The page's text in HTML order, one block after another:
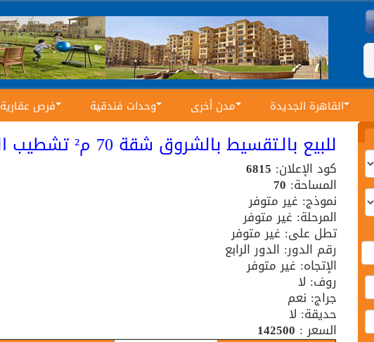
القاهرة الجديدة مدن أخرى وحدات فندقية فرص عقارية
للبيع بالـتقسيط بالشروق شقة 70 م² تشطيب الشركة
كود الإعلان: 6815
المساحة: 70
نموذج: غير متوفر
المرحلة: غير متوفر
تطل على: غير متوفر
رقم الدور: الدور الرابع
الإتجاه: غير متوفر
روف: لا
جراج: نعم
حديقة: لا
السعر : 142500